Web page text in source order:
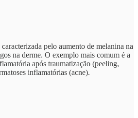
pelo aumento de melanina na
na derme. O exemplo mais comum é a
após traumatização (peeling,
inflamatórias (acne).